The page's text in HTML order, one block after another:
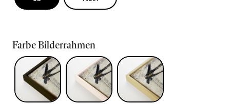
Farbe Bilderrahmen